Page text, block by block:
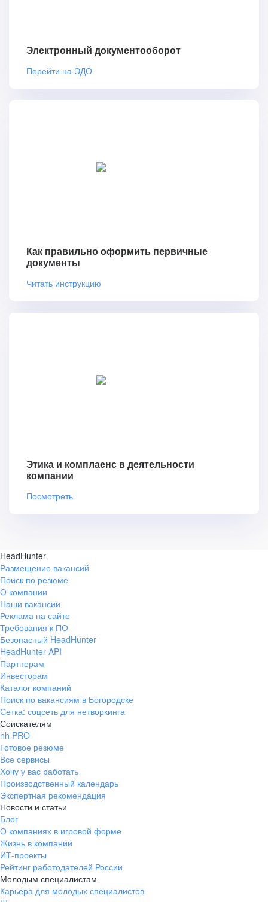
Электронный документооборот
Перейти на ЭДО
Как правильно оформить первичные
документы
Читать инструкцию
Этика и комплаенс в деятельности
компании
Посмотреть
HeadHunter
Размещение вакансий
Поиск по резюме
О компании
Наши вакансии
Реклама на сайте
Требования к ПО
Безопасный HeadHunter
HeadHunter API
Партнерам
Инвесторам
Каталог компаний
Поиск по вакансиям в Богородске
Сетка: соцсеть для нетворкинга
Соискателям
hh PRO
Готовое резюме
Все сервисы
Хочу у вас работать
Производственный календарь
Экспертная рекомендация
Новости и статьи
Блог
О компаниях в игровой форме
Жизнь в компании
ИТ-проекты
Рейтинг работодателей России
Молодым специалистам
Карьера для молодых специалистов